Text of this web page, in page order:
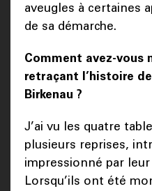
aveugles à certaines
de sa démarche.
Comment avez-vous
retraçant l’histoire
Birkenau ?
J’ai vu les quatre
plusieurs reprises,
impressionné par
Lorsqu’ils ont été